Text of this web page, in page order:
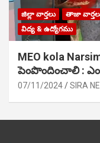
జిల్లా వార్తలు తాజా
విద్య & ఉద్యోగము
MEO kola
పెంపొందించాలి :
07/11/2024 SIRA